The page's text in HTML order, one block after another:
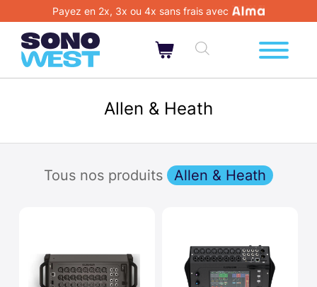
Payez en 2x, 3x ou 4x sans frais avec
Allen & Heath
Tous nos produits Allen & Heath